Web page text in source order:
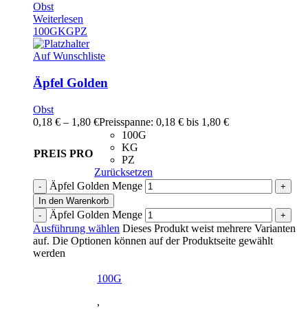
Obst
Weiterlesen
100GKGPZ
Auf Wunschliste
Äpfel Golden
Obst
0,18 € – 1,80 €Preisspanne: 0,18 € bis 1,80 €
PREIS PRO
100G
KG
PZ
Zurücksetzen
Äpfel Golden Menge
In den Warenkorb
Äpfel Golden Menge
Ausführung wählen Dieses Produkt weist mehrere Varianten
auf. Die Optionen können auf der Produktseite gewählt
werden
100G
,